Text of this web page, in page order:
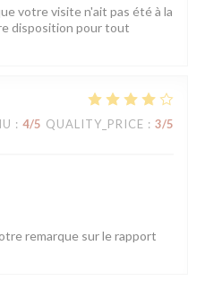
votre visite n'ait pas été à la
disposition pour tout
: 4/5 QUALITY_PRICE : 3/5
remarque sur le rapport